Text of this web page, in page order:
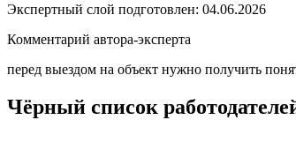
Экспертный слой подготовлен: 04.06.2026
Комментарий автора-эксперта
перед выездом на объект нужно получить
Чёрный список